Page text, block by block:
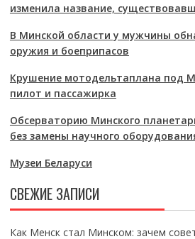
изменила название,
В Минской области у мужчины
оружия и боеприпасов
Крушение мотодельтаплана под
пилот и пассажирка
Обсерваторию Минского
без замены научного
Музеи Беларуси
СВЕЖИЕ ЗАПИСИ
Как Менск стал Минском: зачем